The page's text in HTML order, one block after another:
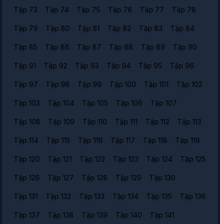
Tập 73 Tập 74 Tập 75 Tập 76 Tập 77 Tập 78
Tập 79 Tập 80 Tập 81 Tập 82 Tập 83 Tập 84
Tập 85 Tập 86 Tập 87 Tập 88 Tập 89 Tập 90
Tập 91 Tập 92 Tập 93 Tập 94 Tập 95 Tập 96
Tập 97 Tập 98 Tập 99 Tập 100 Tập 101 Tập 102
Tập 103 Tập 104 Tập 105 Tập 106 Tập 107
Tập 108 Tập 109 Tập 110 Tập 111 Tập 112 Tập 113
Tập 114 Tập 115 Tập 116 Tập 117 Tập 118 Tập 119
Tập 120 Tập 121 Tập 122 Tập 123 Tập 124 Tập 125
Tập 126 Tập 127 Tập 128 Tập 129 Tập 130
Tập 131 Tập 132 Tập 133 Tập 134 Tập 135 Tập 136
Tập 137 Tập 138 Tập 139 Tập 140 Tập 141